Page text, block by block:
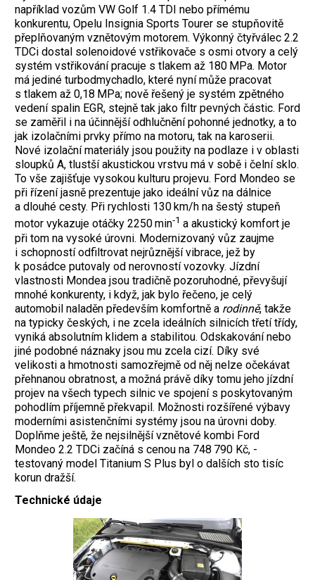
například vozům VW Golf 1.4 TDI nebo přímému
konkurentu, Opelu Insignia Sports Tourer se stupňovitě
přeplňovaným vznětovým motorem. Výkonný čtyřválec 2.2
TDCi dostal solenoidové vstřikovače s osmi otvory a celý
systém vstřikování pracuje s tlakem až 180 MPa. Motor
má jediné turbodmychadlo, které nyní může pracovat
s tlakem až 0,18 MPa; nově řešený je systém zpětného
vedení spalin EGR, stejně tak jako filtr pevných částic. Ford
se zaměřil i na účinnější odhlučnění pohonné jednotky, a to
jak izolačními prvky přímo na motoru, tak na karoserii.
Nové izolační materiály jsou použity na podlaze i v oblasti
sloupků A, tlustší akustickou vrstvu má v sobě i čelní sklo.
To vše zajišťuje vysokou kulturu projevu. Ford Mondeo se
při řízení jasně prezentuje jako ideální vůz na dálnice
a dlouhé cesty. Při rychlosti 130 km/h na šestý stupeň
motor vykazuje otáčky 2250 min‑1 a akustický komfort je
při tom na vysoké úrovni. Modernizovaný vůz zaujme
i schopností odfiltrovat nejrůznější vibrace, jež by
k posádce putovaly od nerovností vozovky. Jízdní
vlastnosti Mondea jsou tradičně pozoruhodné, převyšují
mnohé konkurenty, i když, jak bylo řečeno, je celý
automobil naladěn především komfortně a rodinně, takže
na typicky českých, i ne zcela ideálních silnicích třetí třídy,
vyniká absolutním klidem a stabilitou. Odskakování nebo
jiné podobné náznaky jsou mu zcela cizí. Díky své
velikosti a hmotnosti samozřejmě od něj nelze očekávat
přehnanou obratnost, a možná právě díky tomu jeho jízdní
projev na všech typech silnic ve spojení s poskytovaným
pohodlím příjemně překvapil. Možnosti rozšířené výbavy
moderními asistenčními systémy jsou na úrovni doby.
Doplňme ještě, že nejsilnější vznětové kombi Ford
Mondeo 2.2 TDCi začíná s cenou na 748 790 Kč, -
testovaný model Titanium S Plus byl o dalších sto tisíc
korun dražší.
Technické údaje